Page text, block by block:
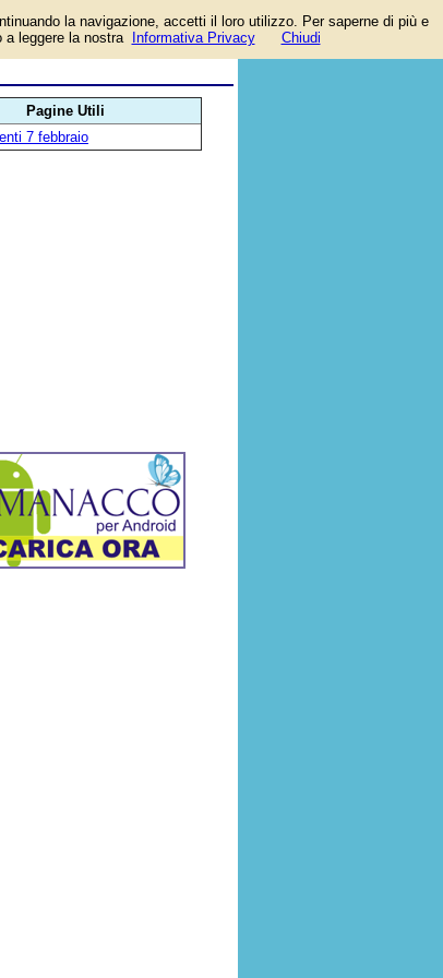
Pagine Utili
7 febbraio
la navigazione, accetti il loro utilizzo. Per saperne di più e
leggere la nostra
Informativa Privacy Chiudi